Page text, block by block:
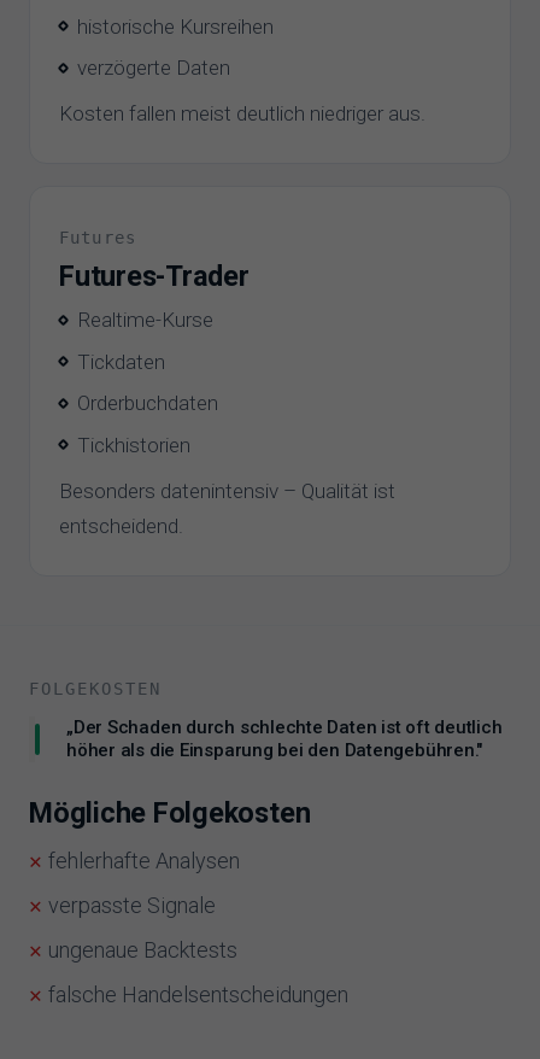
historische Kursreihen
verzögerte Daten
Kosten fallen meist deutlich niedriger aus.
Futures
Futures-Trader
Realtime-Kurse
Tickdaten
Orderbuchdaten
Tickhistorien
Besonders datenintensiv – Qualität ist
entscheidend.
FOLGEKOSTEN
„Der Schaden durch schlechte Daten ist oft deutlich
höher als die Einsparung bei den Datengebühren."
Mögliche Folgekosten
fehlerhafte Analysen
verpasste Signale
ungenaue Backtests
falsche Handelsentscheidungen